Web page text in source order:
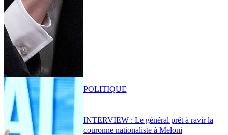
INTERVIEW : Le général prêt à ravir la
couronne nationaliste à Meloni
POLITIQUE